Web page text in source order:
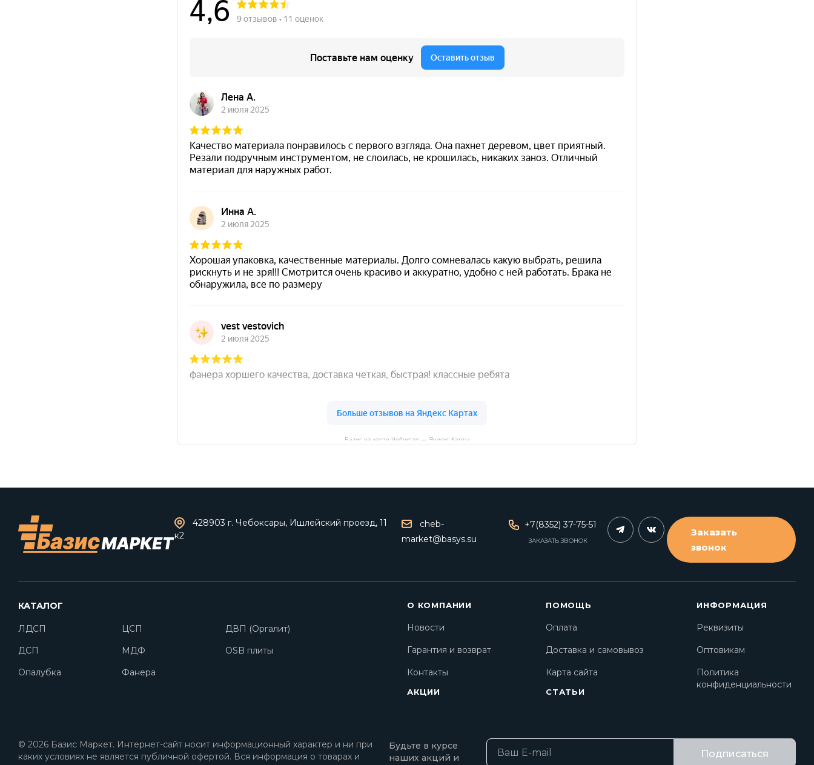
Базис на карте Чебоксар — Яндекс Карты
428903 г. Чебоксары, Ишлейский проезд, 11
к2
cheb-
market@basys.su
+7(8352) 37-75-51
ЗАКАЗАТЬ ЗВОНОК
Заказать
звонок
КАТАЛОГ
ЛДСП ЦСП
ДВП (Оргалит)
ДСП
МДФ
OSB плиты
Опалубка
Фанера
О КОМПАНИИ
Новости
Гарантия и возврат
Контакты
АКЦИИ
ПОМОЩЬ
Оплата
Доставка и самовывоз
Карта сайта
СТАТЬИ
ИНФОРМАЦИЯ
Реквизиты
Оптовикам
Политика
конфиденциальности
Будьте в курсе
наших акций и
Подписаться
© 2026 Базис Маркет. Интернет-сайт носит информационный характер и ни при
каких условиях не является публичной офертой. Вся информация о товарах и